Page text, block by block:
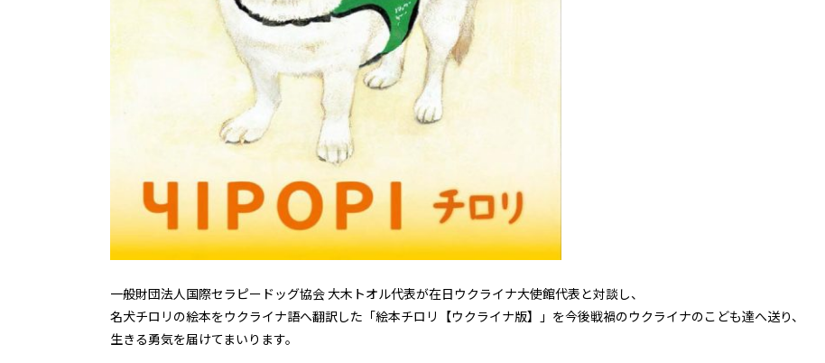
一般財団法人国際セラピードッグ協会 大木トオル代表が在日ウクライナ大使館代表と対談し、
名犬チロリの絵本をウクライナ語へ翻訳した「絵本チロリ【ウクライナ版】」を今後戦禍のウクライナのこども達へ送り、
生きる勇気を届けてまいります。